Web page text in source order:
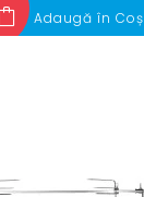
Adaugă în Coș